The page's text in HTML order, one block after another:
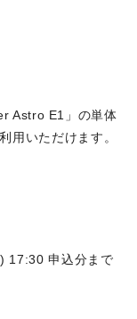
Astro E1」の単体
用いただけます。
17:30 申込分まで